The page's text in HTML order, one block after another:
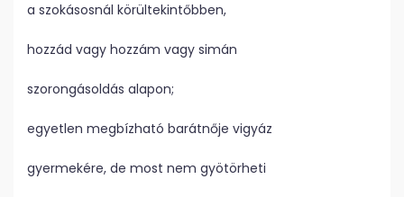
a szokásosnál körültekintőbben,
hozzád vagy hozzám vagy simán
szorongásoldás alapon;
egyetlen megbízható barátnője vigyáz
gyermekére, de most nem gyötörheti